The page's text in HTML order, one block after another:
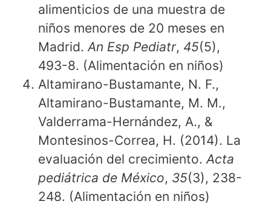
alimenticios de una muestra de
niños menores de 20 meses en
Madrid.An Esp Pediatr, 45(5),
493-8. (Alimentación en niños)
Altamirano-Bustamante, N. F.,
Altamirano-Bustamante, M. M.,
Valderrama-Hernández, A., &
Montesinos-Correa, H. (2014). La
evaluación del crecimiento.Acta
pediátrica de México, 35(3), 238-
248. (Alimentación en niños)